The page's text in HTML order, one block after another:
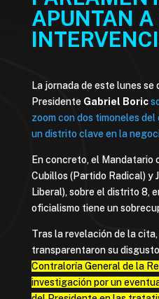
APUNTAN
La jornada de este lunes se
Presidente Gabriel Boric
zoom con dos timoneles
un distrito clave en la
En concreto, el Mandatario
Cubillos (Partido Radical) y
Liberal), sobre el distrito 8,
oficialismo tiene un
Tras la revelación de la
transparentaron su
Contraloría General de la
investigación por un